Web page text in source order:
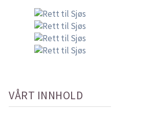
VÅRT INNHOLD